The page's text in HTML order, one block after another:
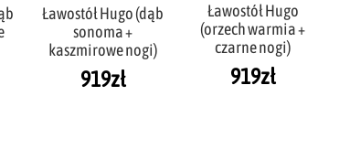
Ławostół Hugo (dąb
sonoma +
kaszmirowe nogi)
919zł
Ławostół Hugo
(orzech warmia +
czarne nogi)
919zł